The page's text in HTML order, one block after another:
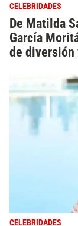
CELEBRIDADES
De Matilda
García
de diversión
CELEBRIDADES